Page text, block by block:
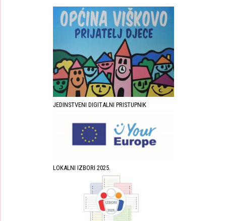
JEDINSTVENI DIGITALNI PRISTUPNIK
LOKALNI IZBORI 2025.